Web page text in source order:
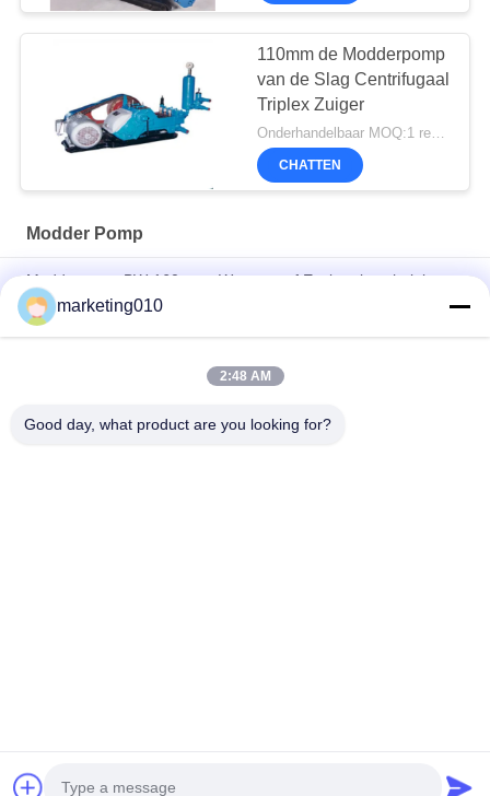
110mm de Modderpomp
van de Slag Centrifugaal
Triplex Zuiger
Onderhandelbaar MOQ:1 reeks
CHATTEN
Modder Pomp
Modderpomp BW-160 voor Waterput of Exploratietechniek
Modderpomp BW-450 voor stichtingsbouw, boorwaterput of
exploratie
Horizontale cilinder drie die van de modderpomp BW320
Boormachines
marketing010
2:48 AM
Good day, what product are you looking for?